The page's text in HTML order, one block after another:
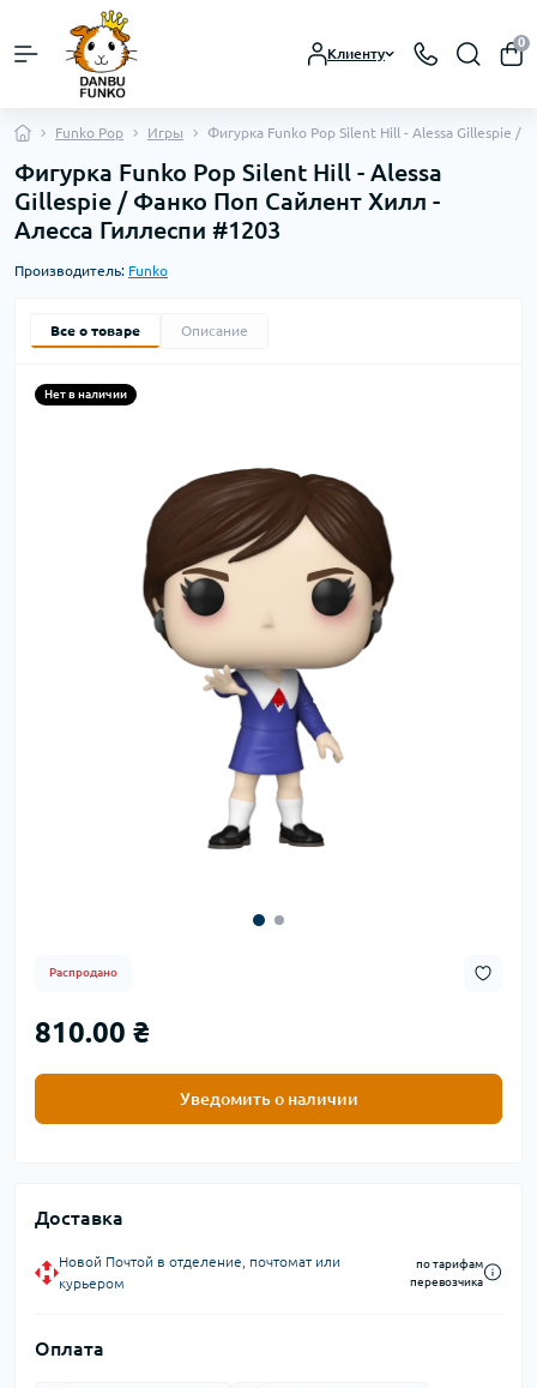
Клиенту
0
Funko Pop Игры Фигурка Funko Pop Silent Hill - Alessa Gillespie /
Фигурка Funko Pop Silent Hill - Alessa
Gillespie / Фанко Поп Сайлент Хилл -
Алесса Гиллеспи #1203
Производитель: Funko
Все о товаре Описание
Нет в наличии
Распродано
810.00 ₴
Уведомить о наличии
Доставка
Новой Почтой в отделение, почтомат или
курьером
по тарифам
перевозчика
Оплата